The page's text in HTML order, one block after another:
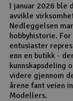
I januar 2026 ble
avvikle
Nedleggelsen
hobbyhistorie.
entusiaster
enn en butikk -
kunnskapsdeling
videre gjennom
årene fant veien
Modellers.